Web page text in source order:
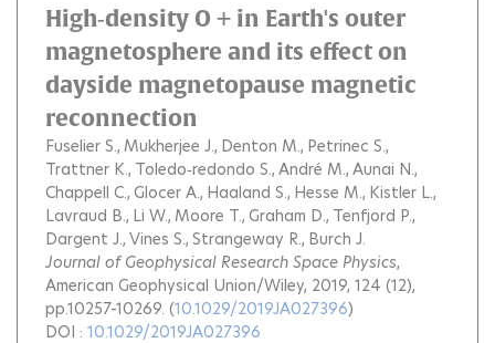
High‐density O + in Earth's outer
magnetosphere and its effect on
dayside magnetopause magnetic
reconnection
Fuselier S. Mukherjee J. Denton M. Petrinec S.
Trattner K. Toledo‐redondo S. André M. Aunai N.
Chappell C. Glocer A. Haaland S. Hesse M. Kistler L.
Lavraud B. Li W. Moore T. Graham D. Tenfjord P.
Dargent J. Vines S. Strangeway R. Burch J.
Journal of Geophysical Research Space Physics,
American Geophysical Union/Wiley, 2019, 124 (12),
pp.10257-10269. (10.1029/2019JA027396)
DOI : 10.1029/2019JA027396